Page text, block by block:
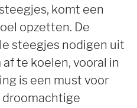
komt een
opzetten. De
steegjes nodigen uit
te koelen, vooral in
is een must voor
droomachtige